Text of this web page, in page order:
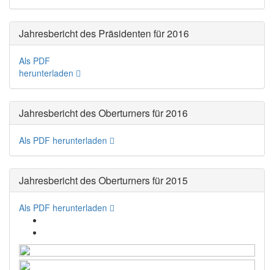
Jahresbericht des Präsidenten für 2016
Als PDF
herunterladen
Jahresbericht des Oberturners für 2016
Als PDF herunterladen
Jahresbericht des Oberturners für 2015
Als PDF herunterladen